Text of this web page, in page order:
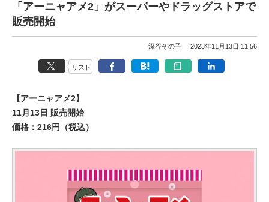
「アーニャアメ2」がスーパーやドラッグストアで
販売開始
深谷その子 2023年11月13日 11:56
リスト
【アーニャアメ2】
11月13日 販売開始
価格：216円（税込）